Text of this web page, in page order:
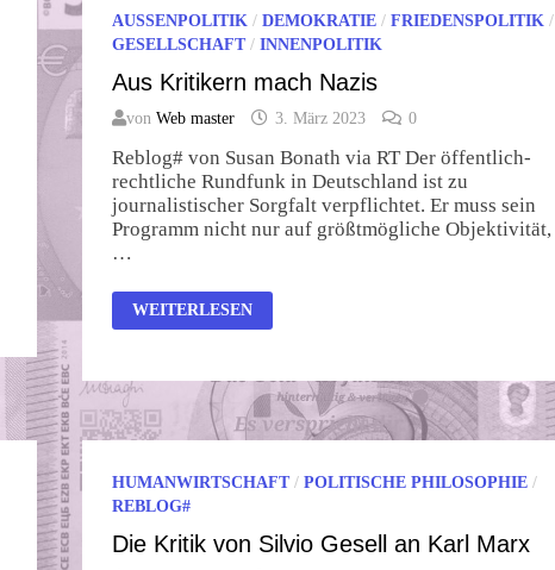
AUSSENPOLITIK/ DEMOKRATIE/ FRIEDENSPOLITIK/
GESELLSCHAFT/ INNENPOLITIK
Aus Kritikern mach Nazis
von Web master 3. März 2023 0
Reblog# von Susan Bonath via RT Der öffentlich-
rechtliche Rundfunk in Deutschland ist zu
journalistischer Sorgfalt verpflichtet. Er muss sein
Programm nicht nur auf größtmögliche Objektivität,
…
AUS
KRITIKERN
WEITERLESEN
HUMANWIRTSCHAFT/ POLITISCHE PHILOSOPHIE/
REBLOG#
Die Kritik von Silvio Gesell an Karl Marx